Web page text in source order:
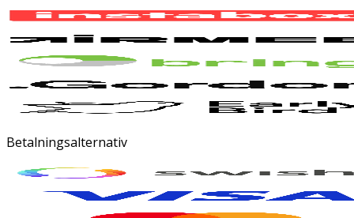
Betalningsalternativ